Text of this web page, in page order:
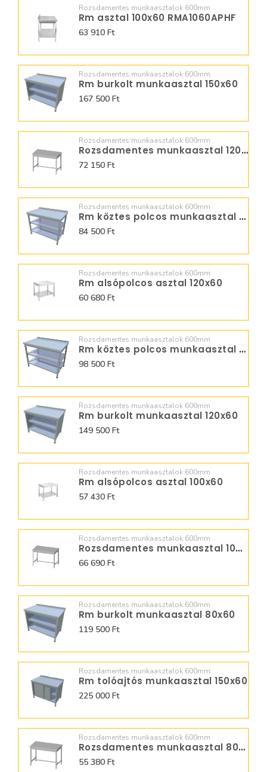
Rozsdamentes munkaasztalok 600mm
Rm asztal 100x60 RMA1060APHF
63 910 Ft
Rozsdamentes munkaasztalok 600mm
Rm burkolt munkaasztal 150x60
167 500 Ft
Rozsdamentes munkaasztalok 600mm
Rozsdamentes munkaasztal 120x600 950060120
72 150 Ft
Rozsdamentes munkaasztalok 600mm
Rm köztes polcos munkaasztal 80x60
84 500 Ft
Rozsdamentes munkaasztalok 600mm
Rm alsópolcos asztal 120x60
60 680 Ft
Rozsdamentes munkaasztalok 600mm
Rm köztes polcos munkaasztal 100x60
98 500 Ft
Rozsdamentes munkaasztalok 600mm
Rm burkolt munkaasztal 120x60
149 500 Ft
Rozsdamentes munkaasztalok 600mm
Rm alsópolcos asztal 100x60
57 430 Ft
Rozsdamentes munkaasztalok 600mm
Rozsdamentes munkaasztal 100x60 950060100
66 690 Ft
Rozsdamentes munkaasztalok 600mm
Rm burkolt munkaasztal 80x60
119 500 Ft
Rozsdamentes munkaasztalok 600mm
Rm tolóajtós munkaasztal 150x60
225 000 Ft
Rozsdamentes munkaasztalok 600mm
Rozsdamentes munkaasztal 80x60 950060080
55 380 Ft